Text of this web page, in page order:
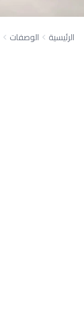
الرئيسية الوصفات